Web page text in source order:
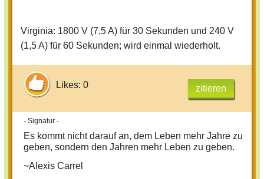
Virginia: 1800 V (7,5 A) für 30 Sekunden und 240 V
(1,5 A) für 60 Sekunden; wird einmal wiederholt.
Likes: 0 zitieren
- Signatur -
Es kommt nicht darauf an, dem Leben mehr Jahre zu
geben, sondern den Jahren mehr Leben zu geben.
~Alexis Carrel